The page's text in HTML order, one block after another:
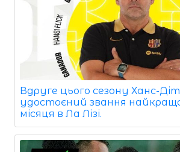
Вдруге цього сезону Ханс-
удостоєний звання
місяця в Ла Лізі.